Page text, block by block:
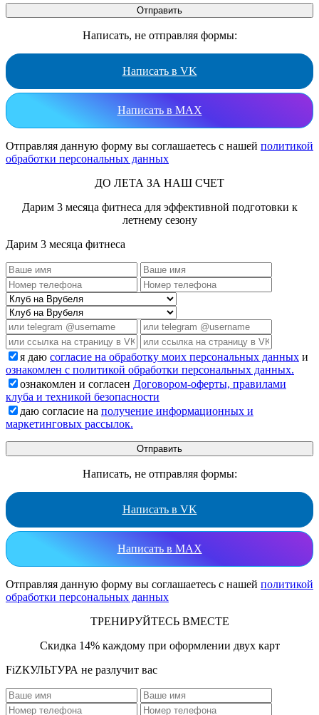
Написать, не отправляя формы:
Написать в VK
Написать в MAX
Отправляя данную форму вы соглашаетесь с нашей политикой
обработки персональных данных
ДО ЛЕТА ЗА НАШ СЧЕТ
Дарим 3 месяца фитнеса для эффективной подготовки к
летнему сезону
Дарим 3 месяца фитнеса
я даю согласие на обработку моих персональных данных и
ознакомлен с политикой обработки персональных данных.
ознакомлен и согласен Договором-оферты, правилами
клуба и техникой безопасности
даю согласие на получение информационных и
маркетинговых рассылок.
Написать, не отправляя формы:
Написать в VK
Написать в MAX
Отправляя данную форму вы соглашаетесь с нашей политикой
обработки персональных данных
ТРЕНИРУЙТЕСЬ ВМЕСТЕ
Скидка 14% каждому при оформлении двух карт
FiZКУЛЬТУРА не разлучит вас